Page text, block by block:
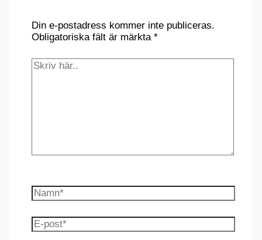
Din e-postadress kommer inte publiceras.
Obligatoriska fält är märkta *
Skriv
Namn*
E-
post*